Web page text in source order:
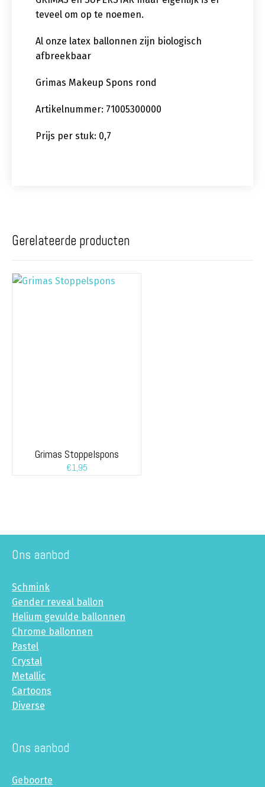
teveel om op te noemen.
Al onze latex ballonnen zijn biologisch
afbreekbaar
Grimas Makeup Spons rond
Artikelnummer: 71005300000
Prijs per stuk: 0,7
Gerelateerde producten
Grimas Stoppelspons
€1,95
Ons aanbod
Schmink
Gender reveal ballon
Helium gevulde ballonnen
Chrome ballonnen
Pastel
Crystal
Metallic
Cartoons
Diverse
Ons aanbod
Geboorte